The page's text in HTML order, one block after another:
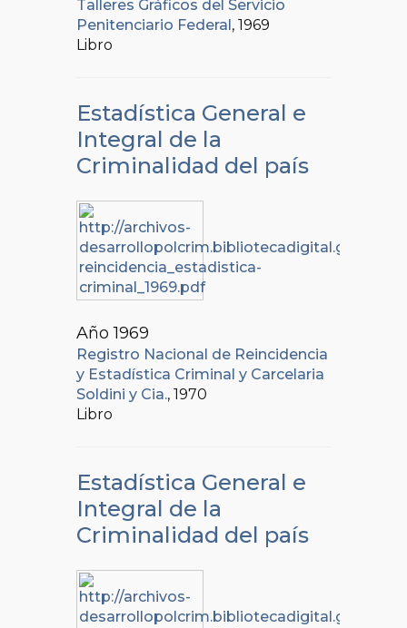
Talleres Gráficos del Servicio
Penitenciario Federal , 1969
Libro
Estadística General e
Integral de la
Criminalidad del país
Año 1969
Registro Nacional de Reincidencia
y Estadística Criminal y Carcelaria
Soldini y Cia., 1970
Libro
Estadística General e
Integral de la
Criminalidad del país